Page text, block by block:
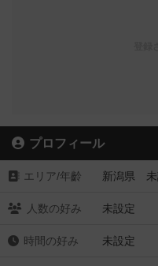
プロフィール
エリア/年齡 新潟県
人数の好み 未設定
時間の好み 未設定